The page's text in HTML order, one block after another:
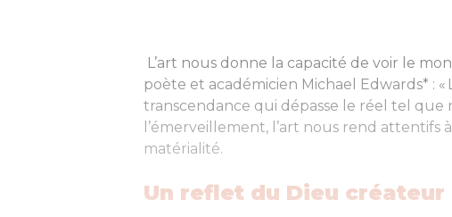
L’art nous donne la capacité de voir le
poète et académicien Michael Edwards* :
transcendance qui dépasse le réel tel que
l’émerveillement, l’art nous rend attentifs
matérialité.
Un reflet du Dieu créateur